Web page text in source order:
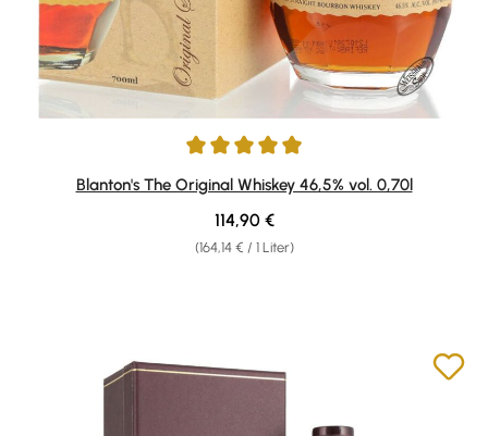
Durchschnittliche Bewertung von 4.9 von 5 Sternen
Blanton's The Original Whiskey 46,5% vol. 0,70l
(164,14 € / 1 Liter)
Regulärer Preis:
114,90 €